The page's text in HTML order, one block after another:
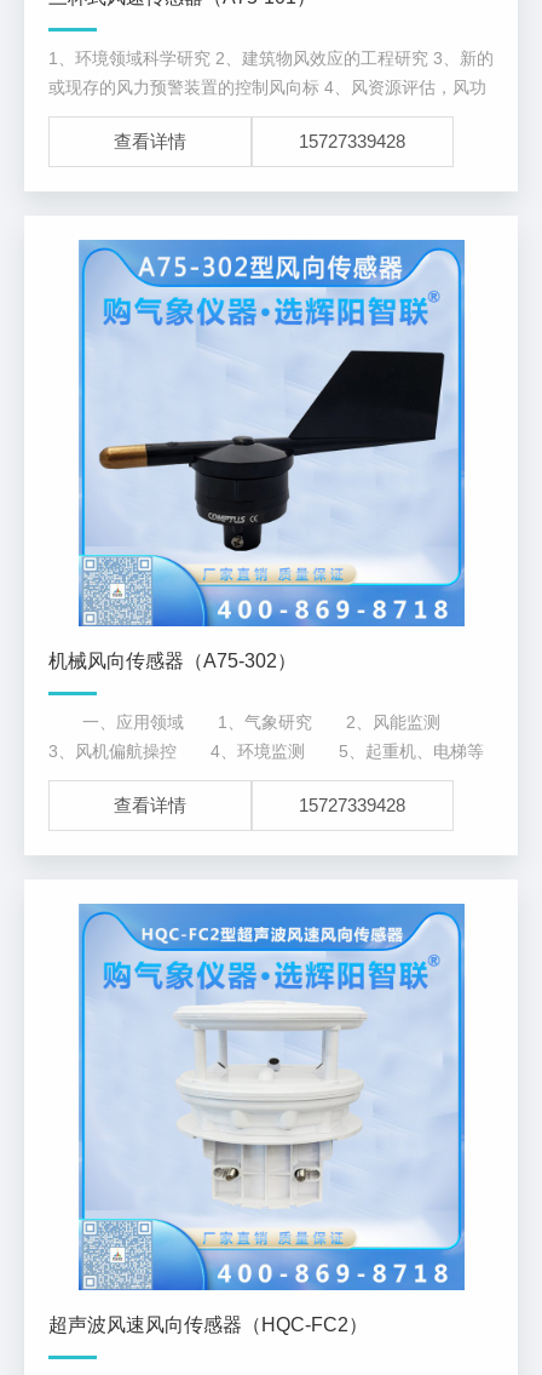
1、环境领域科学研究 2、建筑物风效应的工程研究 3、新的
或现存的风力预警装置的控制风向标 4、风资源评估，风功
率预测
查看详情 15727339428
机械风向传感器（A75-302）
一、应用领域 1、气象研究 2、风能监测
3、风机偏航操控 4、环境监测 5、起重机、电梯等
运营风监测 二、产品特点 1、简明的机械结构
2、使用寿命长，工业级电位计 3、防腐蚀
查看详情 15727339428
超声波风速风向传感器（HQC-FC2）